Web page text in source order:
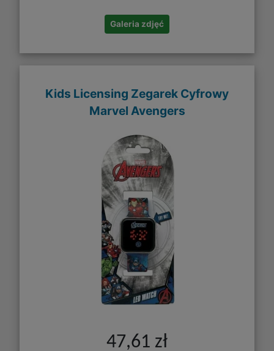
Galeria zdjęć
Kids Licensing Zegarek Cyfrowy
Marvel Avengers
47,61 zł